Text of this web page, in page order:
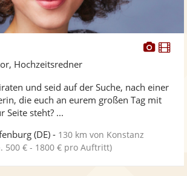
Fotos
Hochzeitsredner
und seid auf der Suche, nach einer
die euch an eurem großen Tag mit
Seite steht? ...
(DE) - 130 km von Konstanz
500 € - 1800 € pro Auftritt)